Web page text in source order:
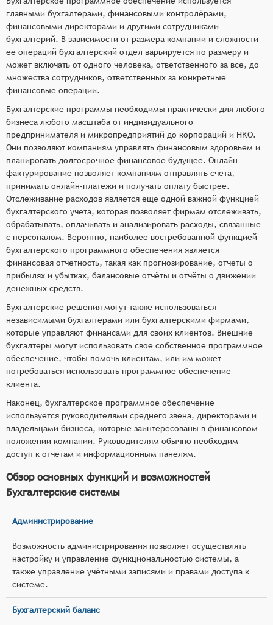
главными бухгалтерами, финансовыми контролёрами,
финансовыми директорами и другими сотрудниками
бухгалтерий. В зависимости от размера компании и сложности
её операций бухгалтерский отдел варьируется по размеру и
может включать от одного человека, ответственного за всё, до
множества сотрудников, ответственных за конкретные
финансовые операции.
Бухгалтерские программы необходимы практически для любого
бизнеса любого масштаба от индивидуального
предпринимателя и микропредприятий до корпораций и НКО.
Они позволяют компаниям управлять финансовым здоровьем и
планировать долгосрочное финансовое будущее. Онлайн-
фактурирование позволяет компаниям отправлять счета,
принимать онлайн-платежи и получать оплату быстрее.
Отслеживание расходов является ещё одной важной функцией
бухгалтерского учета, которая позволяет фирмам отслеживать,
обрабатывать, оплачивать и анализировать расходы, связанные
с персоналом. Вероятно, наиболее востребованной функцией
бухгалтерского программного обеспечения является
финансовая отчётность, такая как прогнозирование, отчёты о
прибылях и убытках, балансовые отчёты и отчёты о движении
денежных средств.
Бухгалтерские решения могут также использоваться
независимыми бухгалтерами или бухгалтерскими фирмами,
которые управляют финансами для своих клиентов. Внешние
бухгалтеры могут использовать свое собственное программное
обеспечение, чтобы помочь клиентам, или им может
потребоваться использовать программное обеспечение
клиента.
Наконец, бухгалтерское программное обеспечение
используется руководителями среднего звена, директорами и
владельцами бизнеса, которые заинтересованы в финансовом
положении компании. Руководителям обычно необходим
доступ к отчётам и информационным панелям.
Обзор основных функций и возможностей
Бухгалтерские системы
Администрирование
Возможность администрирования позволяет осуществлять
настройку и управление функциональностью системы, а
также управление учётными записями и правами доступа к
системе.
Бухгалтерский баланс